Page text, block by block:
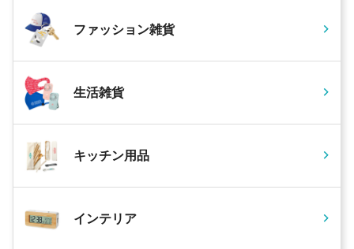
ファッション雑貨
生活雑貨
キッチン用品
インテリア